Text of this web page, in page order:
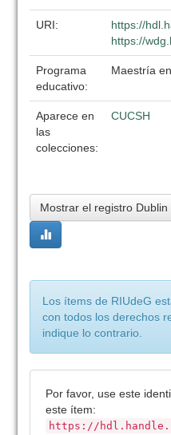
URI:
https://
https://
Programa
educativo:
Maestría
Aparece en
las
colecciones:
CUCSH
Mostrar el registro
Los ítems de RIUdeG
con todos los derechos
indique lo contrario.
Por favor, use este
este ítem:
https://